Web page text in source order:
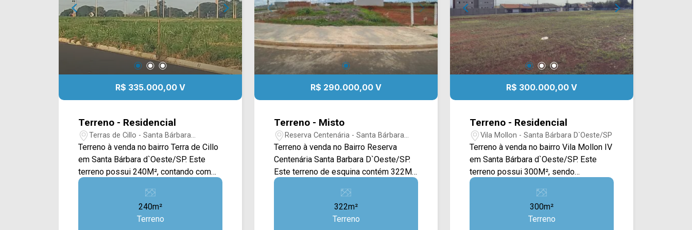
WhatsApp e Telefone: (19) 3475-4546
ARBIX IMÓVEIS - Presente em cada
mudança!
confortável, com área de lazer, garagem
e demais ambientes planejados de
acordo com o seu estilo de vida. Sua
localização em uma avenida de grande
circulação também agrega praticidade e
conveniência, estando próximo a
próximo à Av. da Amizade, Av. Augusto
Scomparim e Av. São Paulo, o terreno
está em uma região consolidada, com
fácil acesso às principais vias da
cidade. O entorno conta com
academias, restaurantes, escolas,
supermercados, farmácias e diversos
serviços essenciais, proporcionando
praticidade, mobilidade e excelente
ARBIX IMÓVEIS - Presente em cada
mudança!
R$ 335.000,00 V
Terreno - Residencial
Terras de Cillo - Santa Bárbara
D`Oeste/SP
Terreno à venda no bairro Terra de Cillo
em Santa Bárbara d`Oeste/SP. Este
terreno possui 240M², contando com
uma ampla área plana e gramada,
contendo um excelente espaço para a
Rod. Dr. Ernesto de Cillo, Av. Giaconda
240m²
Terreno
R$ 290.000,00 V
Terreno - Misto
Reserva Centenária - Santa Bárbara
D`Oeste/SP
Terreno à venda no Bairro Reserva
Centenária Santa Barbara D`Oeste/SP.
Este terreno de esquina contém 322M²,
possuindo uma ampla área plana e com
calçada, tendo um espaço excelente
para construção. Localizado próximo à
Av. Santa Bárbara, Av. Bandeirantes e
322m²
Terreno
R$ 300.000,00 V
Terreno - Residencial
Vila Mollon - Santa Bárbara D`Oeste/SP
Terreno à venda no bairro Vila Mollon IV
em Santa Bárbara d`Oeste/SP. Este
terreno possui 300M², sendo
dispostos em uma ampla área plana e
com calçada, estando ao lado da
Juscelino k. de Oliveira, Av. Iacanga, Av.
300m²
Terreno